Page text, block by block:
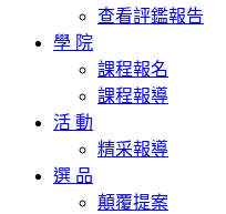
查看評鑑報告
學 院
課程報名
課程報導
活 動
精采報導
選 品
顛覆提案